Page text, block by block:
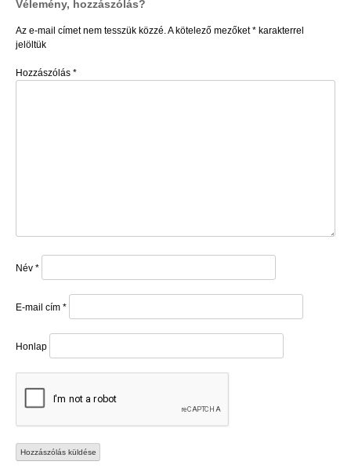
navigáció
Vélemény, hozzászólás?
Az e-mail címet nem tesszük közzé.A kötelező mezőket* karakterrel
jelöltük
Hozzászólás *
Név *
E-mail cím *
Honlap